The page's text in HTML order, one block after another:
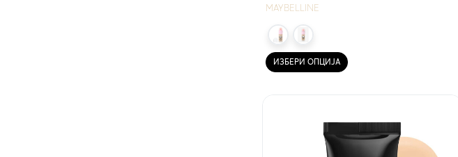
MAYBELLINE
ИЗБЕРИ ОПЦИЈА